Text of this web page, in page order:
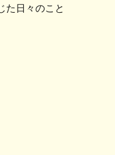
た日々のこと